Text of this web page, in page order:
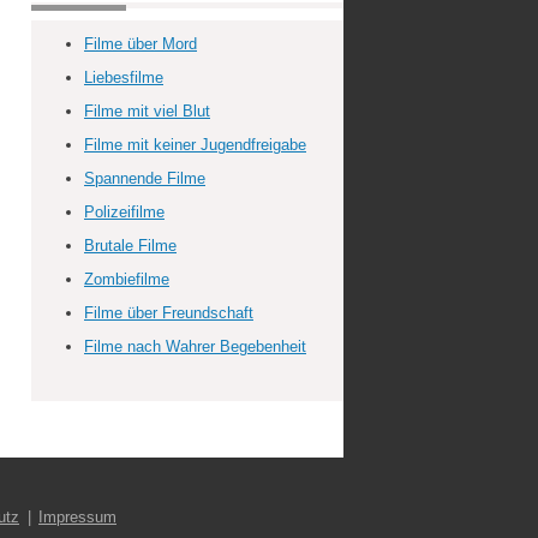
Filme über Mord
Liebesfilme
Filme mit viel Blut
Filme mit keiner Jugendfreigabe
Spannende Filme
Polizeifilme
Brutale Filme
Zombiefilme
Filme über Freundschaft
Filme nach Wahrer Begebenheit
Impressum